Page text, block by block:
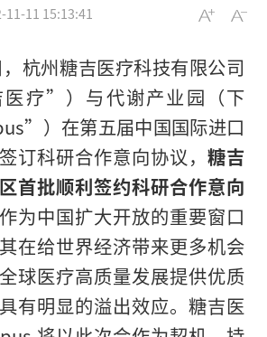
11-11 15:13:41
杭州糖吉医疗科技有限公司
医疗”）与代谢产业园（下
）在第五届中国国际进口
订科研合作意向协议， 糖吉
首批顺利签约科研合作意向
为中国扩大开放的重要窗口
在给世界经济带来更多机会
球医疗高质量发展提供优质
有明显的溢出效应。糖吉医